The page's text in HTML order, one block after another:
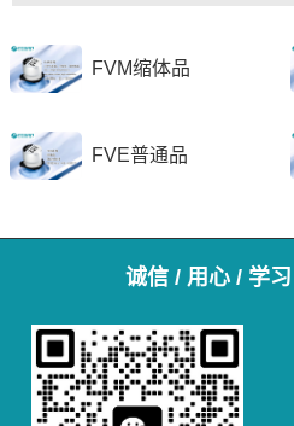
FVM缩体品
FVE普通品
诚信 / 用心 / 学